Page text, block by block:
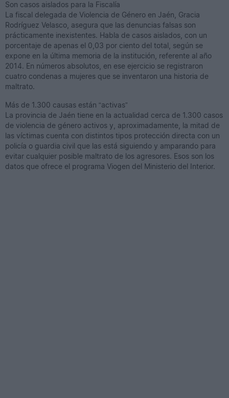
Son casos aislados para la Fiscalía
La fiscal delegada de Violencia de Género en Jaén, Gracia
Rodríguez Velasco, asegura que las denuncias falsas son
prácticamente inexistentes. Habla de casos aislados, con un
porcentaje de apenas el 0,03 por ciento del total, según se
expone en la última memoria de la institución, referente al año
2014. En números absolutos, en ese ejercicio se registraron
cuatro condenas a mujeres que se inventaron una historia de
maltrato.
Más de 1.300 causas están “activas”
La provincia de Jaén tiene en la actualidad cerca de 1.300 casos
de violencia de género activos y, aproximadamente, la mitad de
las víctimas cuenta con distintos tipos protección directa con un
policía o guardia civil que las está siguiendo y amparando para
evitar cualquier posible maltrato de los agresores. Esos son los
datos que ofrece el programa Viogen del Ministerio del Interior.